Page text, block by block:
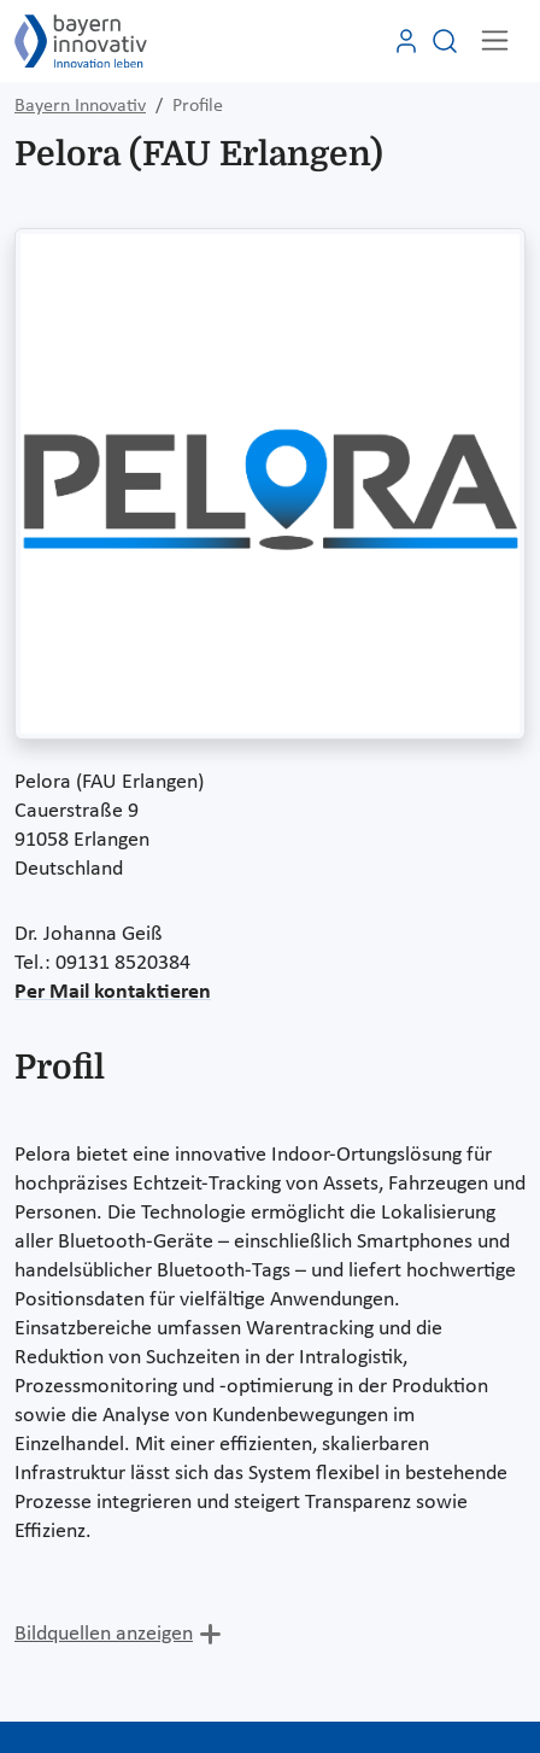
Bayern Innovativ Profile
Pelora (FAU Erlangen)
Pelora (FAU Erlangen)
Cauerstraße 9
91058 Erlangen
Deutschland
Dr. Johanna Geiß
Tel.: 09131 8520384
Per Mail kontaktieren
Profil
Pelora bietet eine innovative Indoor-Ortungslösung für
hochpräzises Echtzeit-Tracking von Assets, Fahrzeugen und
Personen. Die Technologie ermöglicht die Lokalisierung
aller Bluetooth-Geräte – einschließlich Smartphones und
handelsüblicher Bluetooth-Tags – und liefert hochwertige
Positionsdaten für vielfältige Anwendungen.
Einsatzbereiche umfassen Warentracking und die
Reduktion von Suchzeiten in der Intralogistik,
Prozessmonitoring und -optimierung in der Produktion
sowie die Analyse von Kundenbewegungen im
Einzelhandel. Mit einer effizienten, skalierbaren
Infrastruktur lässt sich das System flexibel in bestehende
Prozesse integrieren und steigert Transparenz sowie
Effizienz.
Bildquellen anzeigen